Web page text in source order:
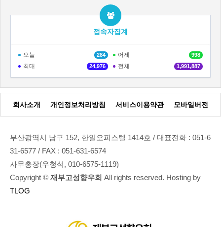
접속자집계
오늘 284 어제 998
최대 24,976 전체 1,991,887
회사소개 개인정보처리방침 서비스이용약관 모바일버전
부산광역시 남구 152, 한일오피스텔 1414호 / 대표전화 : 051-6
31-6577 / FAX : 051-631-6574
사무총장(우청석, 010-6575-1119)
Copyright © 재부고성향우회 All rights reserved. Hosting by
TLOG